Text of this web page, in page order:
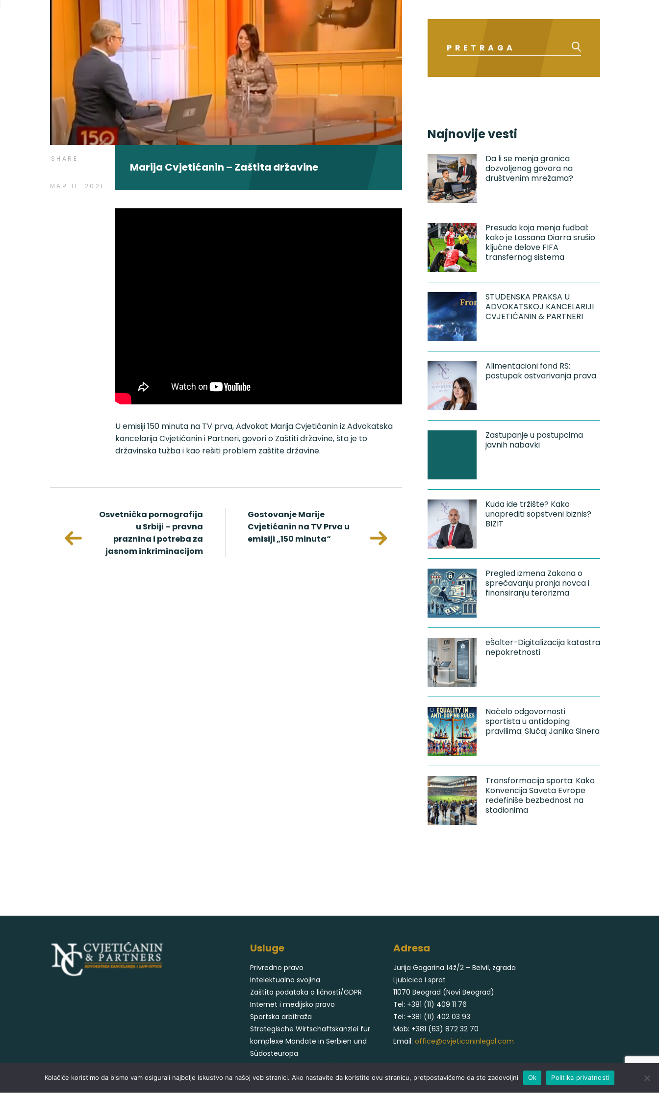
SHARE
МАР 11. 2021
Marija Cvjetićanin – Zaštita državine
U emisiji 150 minuta na TV prva, Advokat Marija Cvjetićanin iz Advokatska
kancelarija Cvjetićanin i Partneri, govori o Zaštiti državine, šta je to
državinska tužba i kao rešiti problem zaštite državine.
Osvetnička pornografija
u Srbiji – pravna
praznina i potreba za
jasnom inkriminacijom
Gostovanje Marije
Cvjetićanin na TV Prva u
emisiji „150 minuta“
Nehatno ubistvo –
pravna analiza i
okolnosti tragičnog
slučaja kod Prijepolja
Četvorodnevna radna
Najnovije vesti
Da li se menja granica
dozvoljenog govora na
društvenim mrežama?
Presuda koja menja fudbal:
kako je Lassana Diarra srušio
ključne delove FIFA
transfernog sistema
STUDENSKA PRAKSA U
ADVOKATSKOJ KANCELARIJI
CVJETIĆANIN & PARTNERI
Alimentacioni fond RS:
postupak ostvarivanja prava
Zastupanje u postupcima
javnih nabavki
Kuda ide tržište? Kako
unaprediti sopstveni biznis?
BIZIT
Pregled izmena Zakona o
sprečavanju pranja novca i
finansiranju terorizma
eŠalter-Digitalizacija katastra
nepokretnosti
Načelo odgovornosti
sportista u antidoping
pravilima: Slučaj Janika Sinera
Transformacija sporta: Kako
Konvencija Saveta Evrope
redefiniše bezbednost na
stadionima
Usluge
Privredno pravo
Intelektualna svojina
Zaštita podataka o ličnosti/GDPR
Internet i medijsko pravo
Sportska arbitraža
Strategische Wirtschaftskanzlei für
komplexe Mandate in Serbien und
Südosteuropa
Адвокатское бюро Cvjetićanin &
Partneri
Adresa
Jurija Gagarina 14ž/2 – Belvil, zgrada
Ljubicica I sprat
11070 Beograd (Novi Beograd)
Tel: +381 (11) 409 11 76
Tel: +381 (11) 402 03 93
Mob: +381 (63) 872 32 70
Email: office@cvjeticaninlegal.com
Kolačiće koristimo da bismo vam osigurali najbolje iskustvo na našoj veb stranici. Ako nastavite da koristite ovu stranicu, pretpostavićemo da ste zadovoljni Ok Politika privatnosti